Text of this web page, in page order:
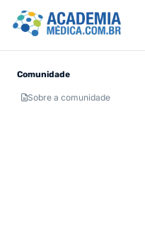
Comunidade
Sobre a comunidade